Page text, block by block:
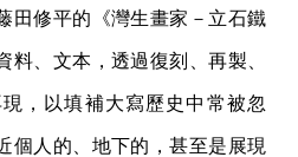
田修平的《灣生畫家－立石鐵
料、文本，透過復刻、再製、
，以填補大寫歷史中常被忽
個人的、地下的，甚至是展現